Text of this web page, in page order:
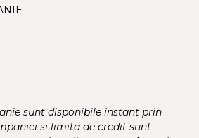
sunt disponibile instant prin
si limita de credit sunt